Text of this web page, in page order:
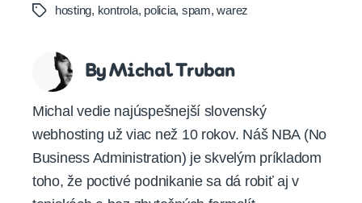
Tags hosting, kontrola, policia, spam,warez
By Michal Truban
Michal vedie najúspešnejší slovenský
webhosting už viac než 10 rokov. Náš NBA (No
Business Administration) je skvelým príkladom
toho, že poctivé podnikanie sa dá robiť aj v